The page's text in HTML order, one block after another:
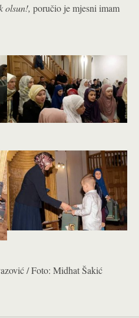
olsun!, poručio je mjesni imam
/ Foto: Midhat Šakić